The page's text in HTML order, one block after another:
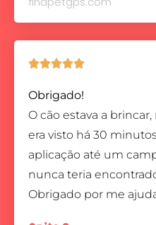

Obrigado!
O cão estava a
era visto há 30
aplicação até um
nunca teria
Obrigado por me